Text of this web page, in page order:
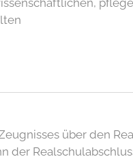
über den
der